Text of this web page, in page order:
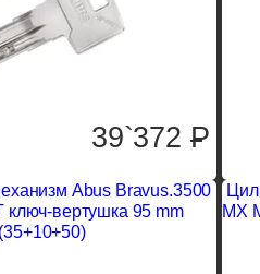
39`372 P
Abus Bravus.3500
ключ-вертушка 95 mm
(35+10+50)
MX